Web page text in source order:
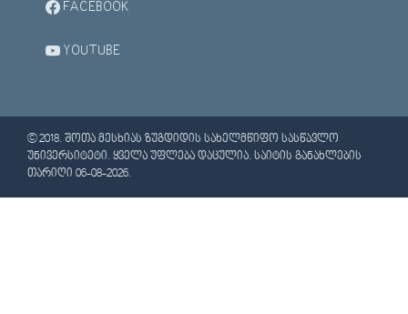
FACEBOOK
YOUTUBE
© 2018. ᲨᲝᲗᲐ ᲛᲔᲡᲮᲘᲐᲡ ᲖᲣᲒᲓᲘᲓᲘᲡ ᲡᲐᲮᲔᲚᲛᲬᲘᲤᲝ ᲡᲐᲡᲬᲐᲕᲚᲝ
ᲣᲜᲘᲕᲔᲠᲡᲘᲢᲔᲢᲘ. ᲧᲕᲔᲚᲐ ᲣᲤᲚᲔᲑᲐ ᲓᲐᲪᲣᲚᲘᲐ. ᲡᲐᲘᲢᲘᲡ ᲒᲐᲜᲐᲮᲚᲔᲑᲘᲡ
ᲗᲐᲠᲘᲦᲘ 06-08-2026.